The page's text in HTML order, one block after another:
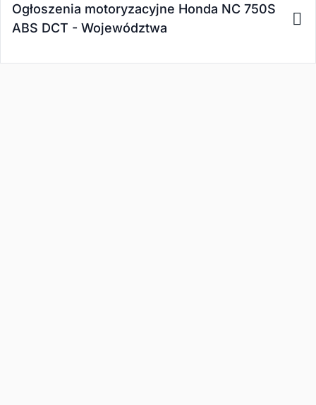
Ogłoszenia motoryzacyjne Honda NC 750S
ABS DCT - Województwa